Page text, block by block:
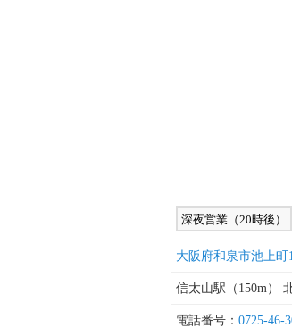
深夜営業（20時後）
大阪府和泉市池上町
信太山駅（150m）
電話番号： 0725-46-